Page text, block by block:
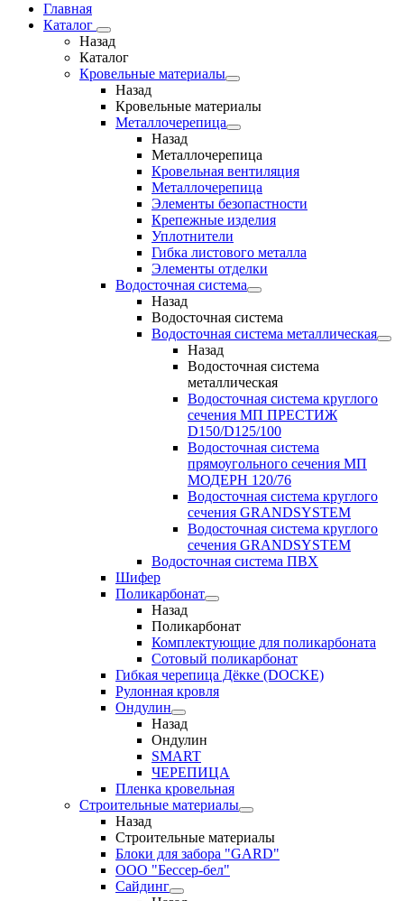
Главная
Каталог
Назад
Каталог
Кровельные материалы
Назад
Кровельные материалы
Металлочерепица
Назад
Металлочерепица
Кровельная вентиляция
Металлочерепица
Элементы безопастности
Крепежные изделия
Уплотнители
Гибка листового металла
Элементы отделки
Водосточная система
Назад
Водосточная система
Водосточная система металлическая
Назад
Водосточная система
металлическая
Водосточная система круглого
сечения МП ПРЕСТИЖ
D150/D125/100
Водосточная система
прямоугольного сечения МП
МОДЕРН 120/76
Водосточная система круглого
сечения GRANDSYSTEM
Водосточная система круглого
сечения GRANDSYSTEM
Водосточная система ПВХ
Шифер
Поликарбонат
Назад
Поликарбонат
Комплектующие для поликарбоната
Сотовый поликарбонат
Гибкая черепица Дёкке (DOCKE)
Рулонная кровля
Ондулин
Назад
Ондулин
SMART
ЧЕРЕПИЦА
Пленка кровельная
Строительные материалы
Назад
Строительные материалы
Блоки для забора "GARD"
ООО "Бессер-бел"
Сайдинг